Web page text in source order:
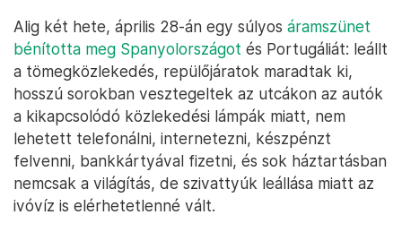
Alig két hete, április 28-án egy súlyos áramszünet
bénította meg Spanyolországot és Portugáliát: leállt
a tömegközlekedés, repülőjáratok maradtak ki,
hosszú sorokban vesztegeltek az utcákon az autók
a kikapcsolódó közlekedési lámpák miatt, nem
lehetett telefonálni, internetezni, készpénzt
felvenni, bankkártyával fizetni, és sok háztartásban
nemcsak a világítás, de szivattyúk leállása miatt az
ivóvíz is elérhetetlenné vált.